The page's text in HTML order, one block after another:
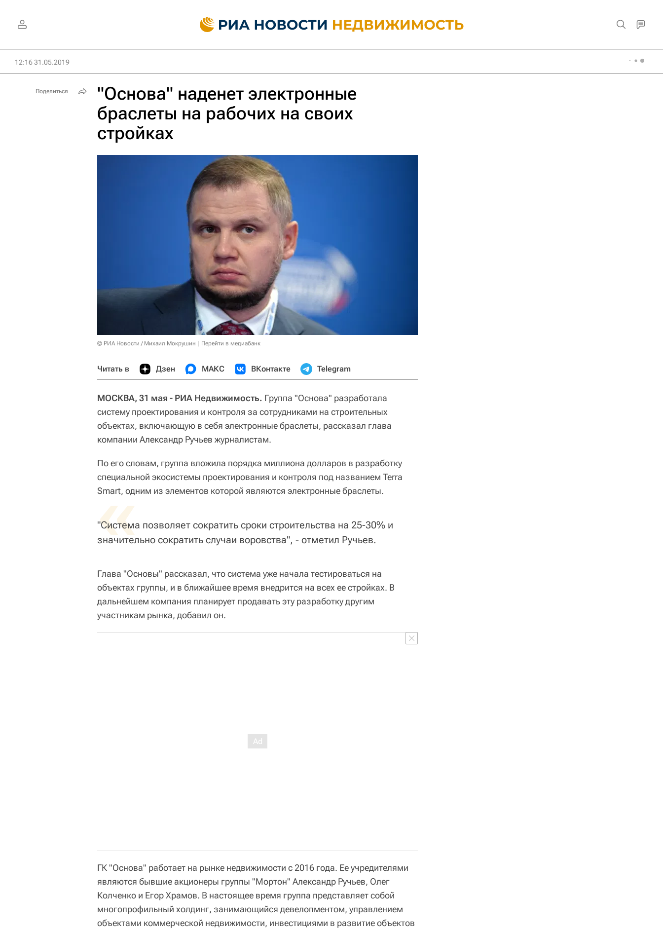
12:16 31.05.2019
"Основа" наденет электронные
браслеты на рабочих на своих
стройках
© РИА Новости / Михаил Мокрушин Перейти в медиабанк
Читать в Дзен МАКС ВКонтакте Telegram
МОСКВА, 31 мая - РИА Недвижимость. Группа "Основа" разработала
систему проектирования и контроля за сотрудниками на строительных
объектах, включающую в себя электронные браслеты, рассказал глава
компании Александр Ручьев журналистам.
По его словам, группа вложила порядка миллиона долларов в разработку
специальной экосистемы проектирования и контроля под названием Terra
Smart, одним из элементов которой являются электронные браслеты.
«
"Система позволяет сократить сроки строительства на 25-30% и
значительно сократить случаи воровства", - отметил Ручьев.
Глава "Основы" рассказал, что система уже начала тестироваться на
объектах группы, и в ближайшее время внедрится на всех ее стройках. В
дальнейшем компания планирует продавать эту разработку другим
участникам рынка, добавил он.
ГК "Основа" работает на рынке недвижимости с 2016 года. Ее учредителями
являются бывшие акционеры группы "Мортон" Александр Ручьев, Олег
Колченко и Егор Храмов. В настоящее время группа представляет собой
многопрофильный холдинг, занимающийся девелопментом, управлением
объектами коммерческой недвижимости, инвестициями в развитие объектов
Поделиться